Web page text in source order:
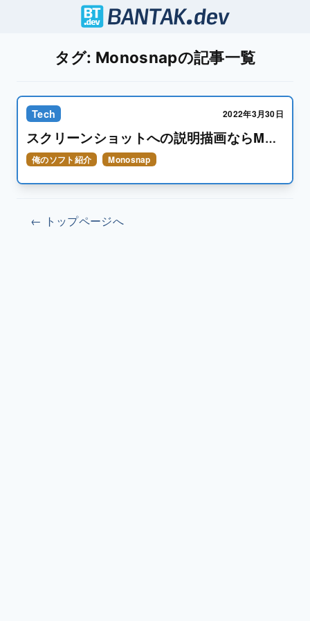
タグ: Monosnapの記事一覧
Tech 2022年3月30日
スクリーンショットへの説明描画ならMonosnap使うと良い
俺のソフト紹介 Monosnap
← トップページへ